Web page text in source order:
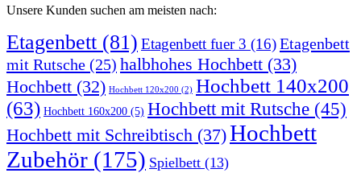
Unsere Kunden suchen am meisten nach:
Etagenbett (81) Etagenbett fuer 3 (16)Etagenbett
mit Rutsche (25) halbhohes Hochbett (33)
Hochbett (32) Hochbett 120x200 (2) Hochbett 140x200
(63) Hochbett 160x200 (5) Hochbett mit Rutsche (45)
Hochbett mit Schreibtisch (37)Hochbett
Zubehör (175) Spielbett (13)